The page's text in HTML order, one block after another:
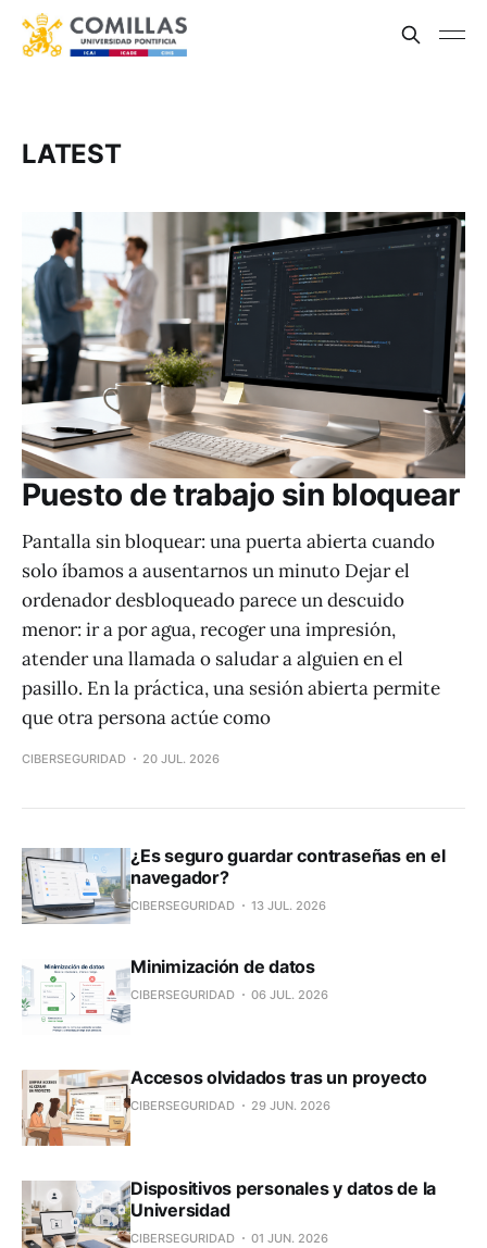
LATEST
Puesto de trabajo sin bloquear
Pantalla sin bloquear: una puerta abierta cuando
solo íbamos a ausentarnos un minuto Dejar el
ordenador desbloqueado parece un descuido
menor: ir a por agua, recoger una impresión,
atender una llamada o saludar a alguien en el
pasillo. En la práctica, una sesión abierta permite
que otra persona actúe como
CIBERSEGURIDAD 20 JUL. 2026
¿Es seguro guardar contraseñas en el
navegador?
CIBERSEGURIDAD 13 JUL. 2026
Minimización de datos
CIBERSEGURIDAD 06 JUL. 2026
Accesos olvidados tras un proyecto
CIBERSEGURIDAD 29 JUN. 2026
Dispositivos personales y datos de la
Universidad
CIBERSEGURIDAD 01 JUN. 2026